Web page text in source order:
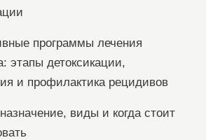
программы лечения
этапы детоксикации,
и профилактика рецидивов
виды и когда стоит